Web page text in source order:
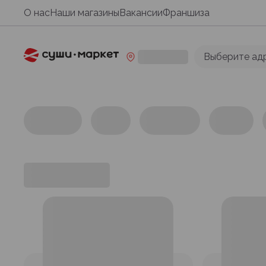
О насНаши магазиныВакансииФраншиза
Выберите